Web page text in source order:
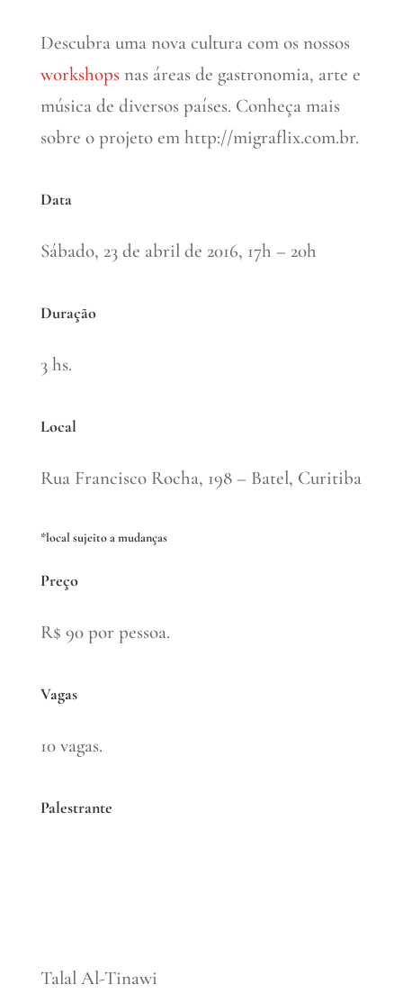
Descubra uma nova cultura com os nossos
workshops nas áreas de gastronomia, arte e
música de diversos países. Conheça mais
sobre o projeto em http://migraflix.com.br.
Data
Sábado, 23 de abril de 2016, 17h – 20h
Duração
3 hs.
Local
Rua Francisco Rocha, 198 – Batel, Curitiba
*local sujeito a mudanças
Preço
R$ 90 por pessoa.
Vagas
10 vagas.
Palestrante
Talal Al-Tinawi